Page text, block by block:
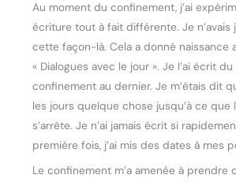
Au moment du confinement, j’ai
écriture tout à fait différente. Je n’avais
cette façon-là. Cela a donné naissance
« Dialogues avec le jour ». Je l’ai écrit
confinement au dernier. Je m’étais dit
les jours quelque chose jusqu’à ce
s’arrête. Je n’ai jamais écrit si
première fois, j’ai mis des dates à mes
Le confinement m’a amenée à prendre